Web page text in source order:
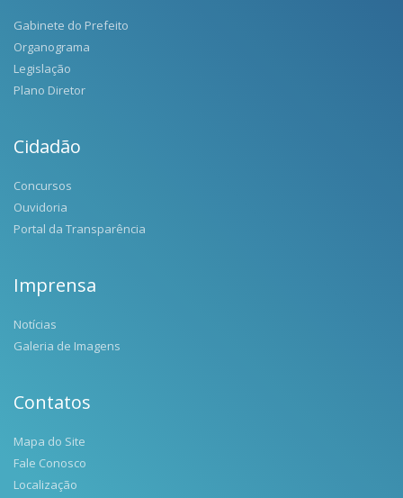
Gabinete do Prefeito
Organograma
Legislação
Plano Diretor
Cidadão
Concursos
Ouvidoria
Portal da Transparência
Imprensa
Notícias
Galeria de Imagens
Contatos
Mapa do Site
Fale Conosco
Localização